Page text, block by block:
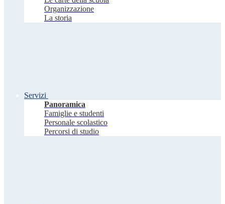
Organizzazione
La storia
Servizi
Panoramica
Famiglie e studenti
Personale scolastico
Percorsi di studio